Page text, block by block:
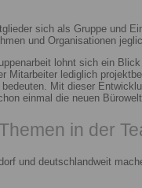
sich als Gruppe und
und Organisationen
lohnt sich ein
Mitarbeiter lediglich
bedeuten. Mit dieser
einmal die neuen
in der
und deutschlandweit